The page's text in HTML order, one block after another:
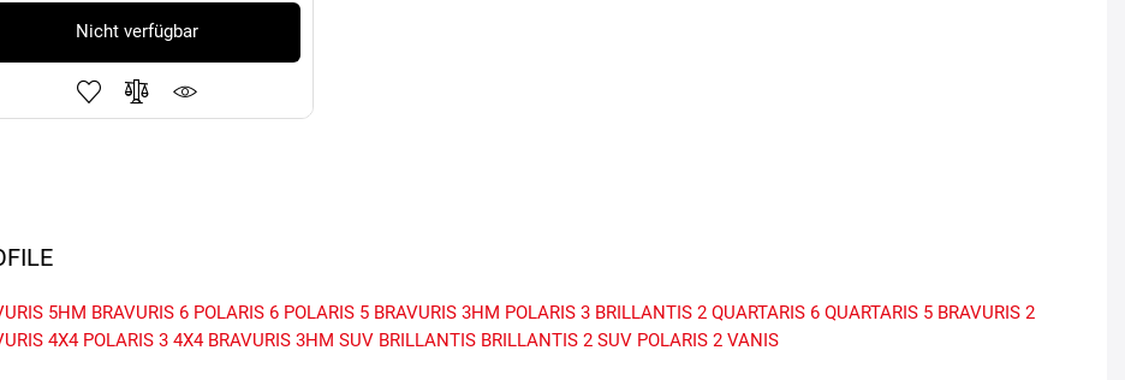
Nicht verfügbar
5HM BRAVURIS 6 POLARIS 6 POLARIS 5 BRAVURIS 3HM POLARIS 3 BRILLANTIS 2 QUARTARIS 6 QUARTARIS 5 BRAVURIS 2
4X4 POLARIS 3 4X4 BRAVURIS 3HM SUV BRILLANTIS BRILLANTIS 2 SUV POLARIS 2 VANIS